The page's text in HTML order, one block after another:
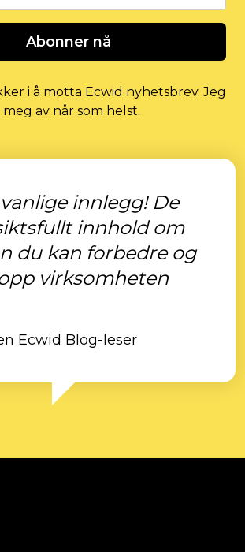
Abonner nå
i å motta Ecwid nyhetsbrev. Jeg
av når som helst.
innlegg! De
innhold om
du kan forbedre og
virksomheten
Ecwid Blog-leser